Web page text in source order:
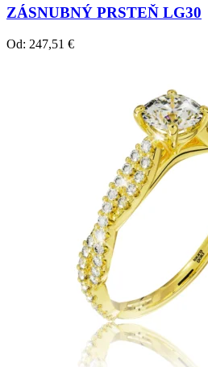
Zásnubné prstne z kolekcie
ZÁSNUBNÝ PRSTEŇ LG30
Od: 247,51 €